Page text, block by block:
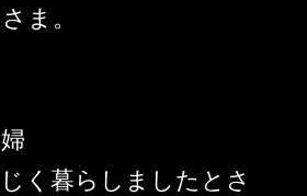
ま。
く暮らしましたとさ